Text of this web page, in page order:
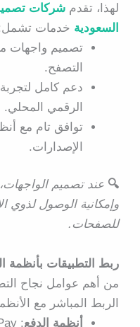
لهذا، تقدم شركات
السعودية خدمات
التصفح.
الرقمي المحلي.
الإصدارات.
🔍 عند تصميم
وإمكانية الوصول لذوي
للصفحات.
ربط التطبيقات بأنظمة
من أهم عوامل نجاح
الربط المباشر مع
أنظمة الدفع: STC Pay، Apple Pay، مدى.